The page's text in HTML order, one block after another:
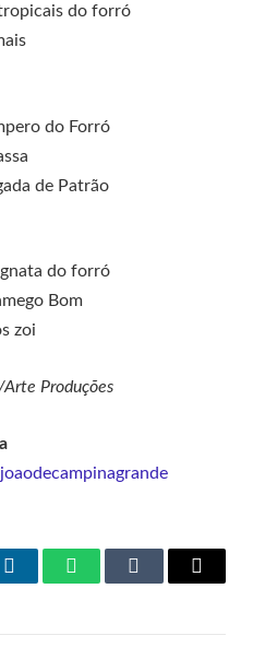
do forró
do Forró
de Patrão
do forró
Bom
zoi
Produções
LinkedInWhatsAppTumblr Copy